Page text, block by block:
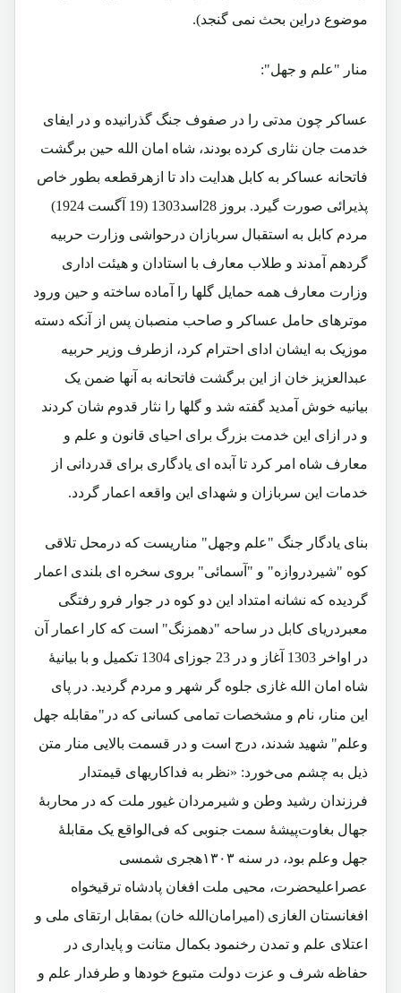
موضوع دراین بحث نمی گنجد).
منار "علم و جهل":
عساکر چون مدتی را در صفوف جنگ گذرانیده و در ایفای
خدمت جان نثاری کرده بودند، شاه امان الله حین برگشت
فاتحانه عساکر به کابل هدایت داد تا ازهرقطعه بطور خاص
پذیرائی صورت گیرد. بروز 28اسد1303 (19 آگست 1924)
مردم کابل به استقبال سربازان درحواشی وزارت حربیه
گردهم آمدند و طلاب معارف با استادان و هیئت اداری
وزارت معارف همه حمایل گلها را آماده ساخته و حین ورود
موترهای حامل عساکر و صاحب منصبان پس از آنکه دسته
موزیک به ایشان ادای احترام کرد، ازطرف وزیر حربیه
عبدالعزیز خان از این برگشت فاتحانه به آنها ضمن یک
بیانیه خوش آمدید گفته شد و گلها را نثار قدوم شان کردند
و در ازای این خدمت بزرگ برای احیای قانون و علم و
معارف شاه امر کرد تا آبده ای یادگاری برای قدردانی از
خدمات این سربازان و شهدای این واقعه اعمار گردد.
بنای یادگار جنگ "علم وجهل" مناریست که درمحل تلاقی
کوه "شیردروازه" و "آسمائی" بروی سخره ای بلندی اعمار
گردیده که نشانه امتداد این دو کوه در جوار فرو رفتگی
معبردریای کابل در ساحه "دهمزنگ" است که کار اعمار آن
در اواخر 1303 آغاز و در 23 جوزای 1304 تکمیل و با بیانیۀ
شاه امان الله غازی جلوه گر شهر و مردم گردید. در پای
این منار، نام و مشخصات تمامی کسانی که در"مقابله جهل
وعلم" شهید شدند، درج است و در قسمت بالایی منار متن
ذیل به چشم می‌خورد: «نظر به فداکاریهای قیمتدار
فرزندان رشید وطن و شیرمردان غیور ملت که در محاربۀ
جهال بغاوت‌پیشۀ سمت جنوبی که فی‌الواقع یک مقابلۀ
جهل وعلم بود، در سنه ١٣٠٣هجری شمسی
عصراعلیحضرت، محیی ملت افغان پادشاه ترقیخواه
افغانستان الغازی (امیرامان‌الله خان) بمقابل ارتقای ملی و
اعتلای علم و تمدن رخنمود بکمال متانت و پایداری در
حفاظه شرف و عزت دولت متبوع خودها و طرفدار علم و